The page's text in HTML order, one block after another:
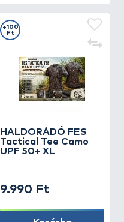
HALDORÁDÓ FES
Tactical Tee Camo
UPF 50+ XL
+100
Ft
9.990 Ft